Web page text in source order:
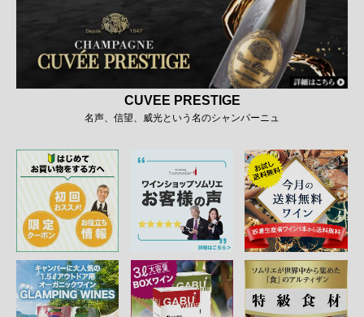
CUVEE PRESTIGE
名声、信望、威光という名のシャンパーニュ